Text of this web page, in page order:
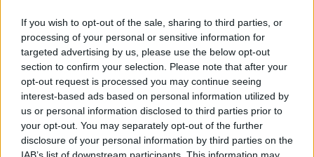
If you wish to opt-out of the sale, sharing to third parties, or
processing of your personal or sensitive information for
targeted advertising by us, please use the below opt-out
section to confirm your selection. Please note that after your
opt-out request is processed you may continue seeing
interest-based ads based on personal information utilized by
us or personal information disclosed to third parties prior to
your opt-out. You may separately opt-out of the further
disclosure of your personal information by third parties on the
IAB’s list of downstream participants. This information may
SNS integráció Nincs
Organizer Nincs
T9 szótár Nincs
Office alkalmazások Nincs
Iránytũ Nincs
Extrák Nincs